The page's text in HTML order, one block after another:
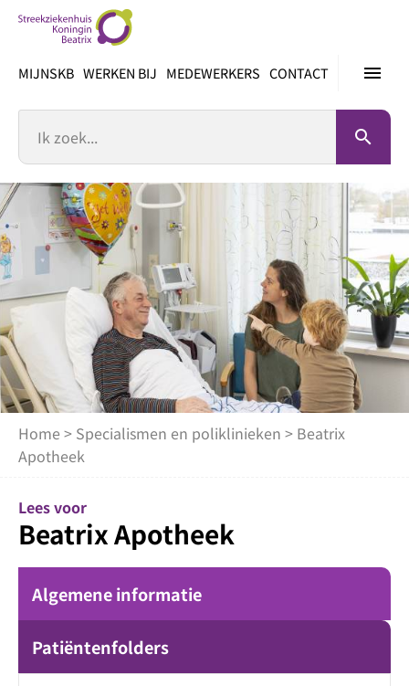
inhoud
menu
MIJNSKB WERKEN BIJ MEDEWERKERS CONTACT
search
Home > Specialismen en poliklinieken > Beatrix
Apotheek
Lees voor
Beatrix Apotheek
Algemene informatie
Patiëntenfolders